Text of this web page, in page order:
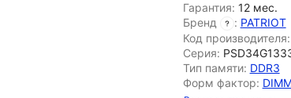
Гарантия: 12 мес.
Бренд
: PATRIOT
Код производителя:
Серия:
Тип памяти: DDR3
Форм фактор: